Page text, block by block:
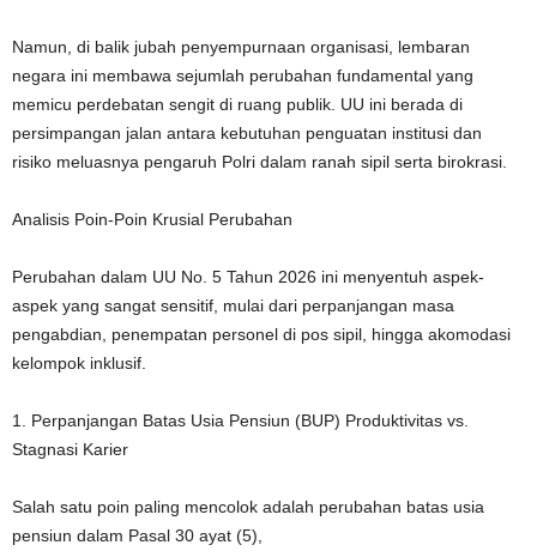
Namun, di balik jubah penyempurnaan organisasi, lembaran
negara ini membawa sejumlah perubahan fundamental yang
memicu perdebatan sengit di ruang publik. UU ini berada di
persimpangan jalan antara kebutuhan penguatan institusi dan
risiko meluasnya pengaruh Polri dalam ranah sipil serta birokrasi.
Analisis Poin-Poin Krusial Perubahan
Perubahan dalam UU No. 5 Tahun 2026 ini menyentuh aspek-
aspek yang sangat sensitif, mulai dari perpanjangan masa
pengabdian, penempatan personel di pos sipil, hingga akomodasi
kelompok inklusif.
1. Perpanjangan Batas Usia Pensiun (BUP) Produktivitas vs.
Stagnasi Karier
Salah satu poin paling mencolok adalah perubahan batas usia
pensiun dalam Pasal 30 ayat (5),